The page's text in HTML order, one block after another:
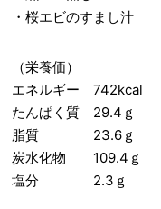
・桜エビのすまし汁
（栄養価）
エネルギー 742kcal
たんぱく質 29.4ｇ
脂質 23.6ｇ
炭水化物 109.4ｇ
塩分 2.3ｇ